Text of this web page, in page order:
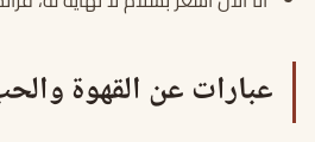
عبارات عن القهوة